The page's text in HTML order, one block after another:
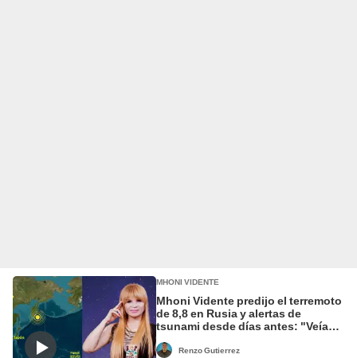
MHONI VIDENTE
Mhoni Vidente predijo el terremoto
de 8,8 en Rusia y alertas de
tsunami desde días antes: "Veía
Renzo Gutierrez